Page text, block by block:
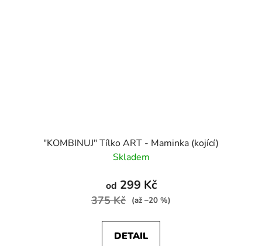
"KOMBINUJ" Tílko ART - Maminka (kojící)
Skladem
od 299 Kč
375 Kč (až –20 %)
DETAIL